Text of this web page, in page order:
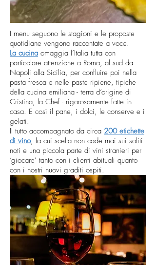
I menu seguono le stagioni e le proposte
quotidiane vengono raccontate a voce.
La cucina omaggia l’Italia tutta con
particolare attenzione a Roma, al sud da
Napoli alla Sicilia, per confluire poi nella
pasta fresca e nelle paste ripiene, tipiche
della cucina emiliana - terra d’origine di
Cristina, la Chef - rigorosamente fatte in
casa. E così il pane, i dolci, le conserve e i
gelati.
Il tutto accompagnato da circa 200 etichette
di vino, la cui scelta non cade mai sui soliti
noti e una piccola parte di vini stranieri per
‘giocare’ tanto con i clienti abituali quanto
con i nostri nuovi graditi ospiti.